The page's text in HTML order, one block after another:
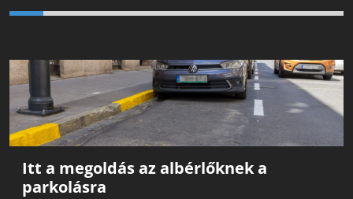
Itt a megoldás az albérlőknek a
parkolásra